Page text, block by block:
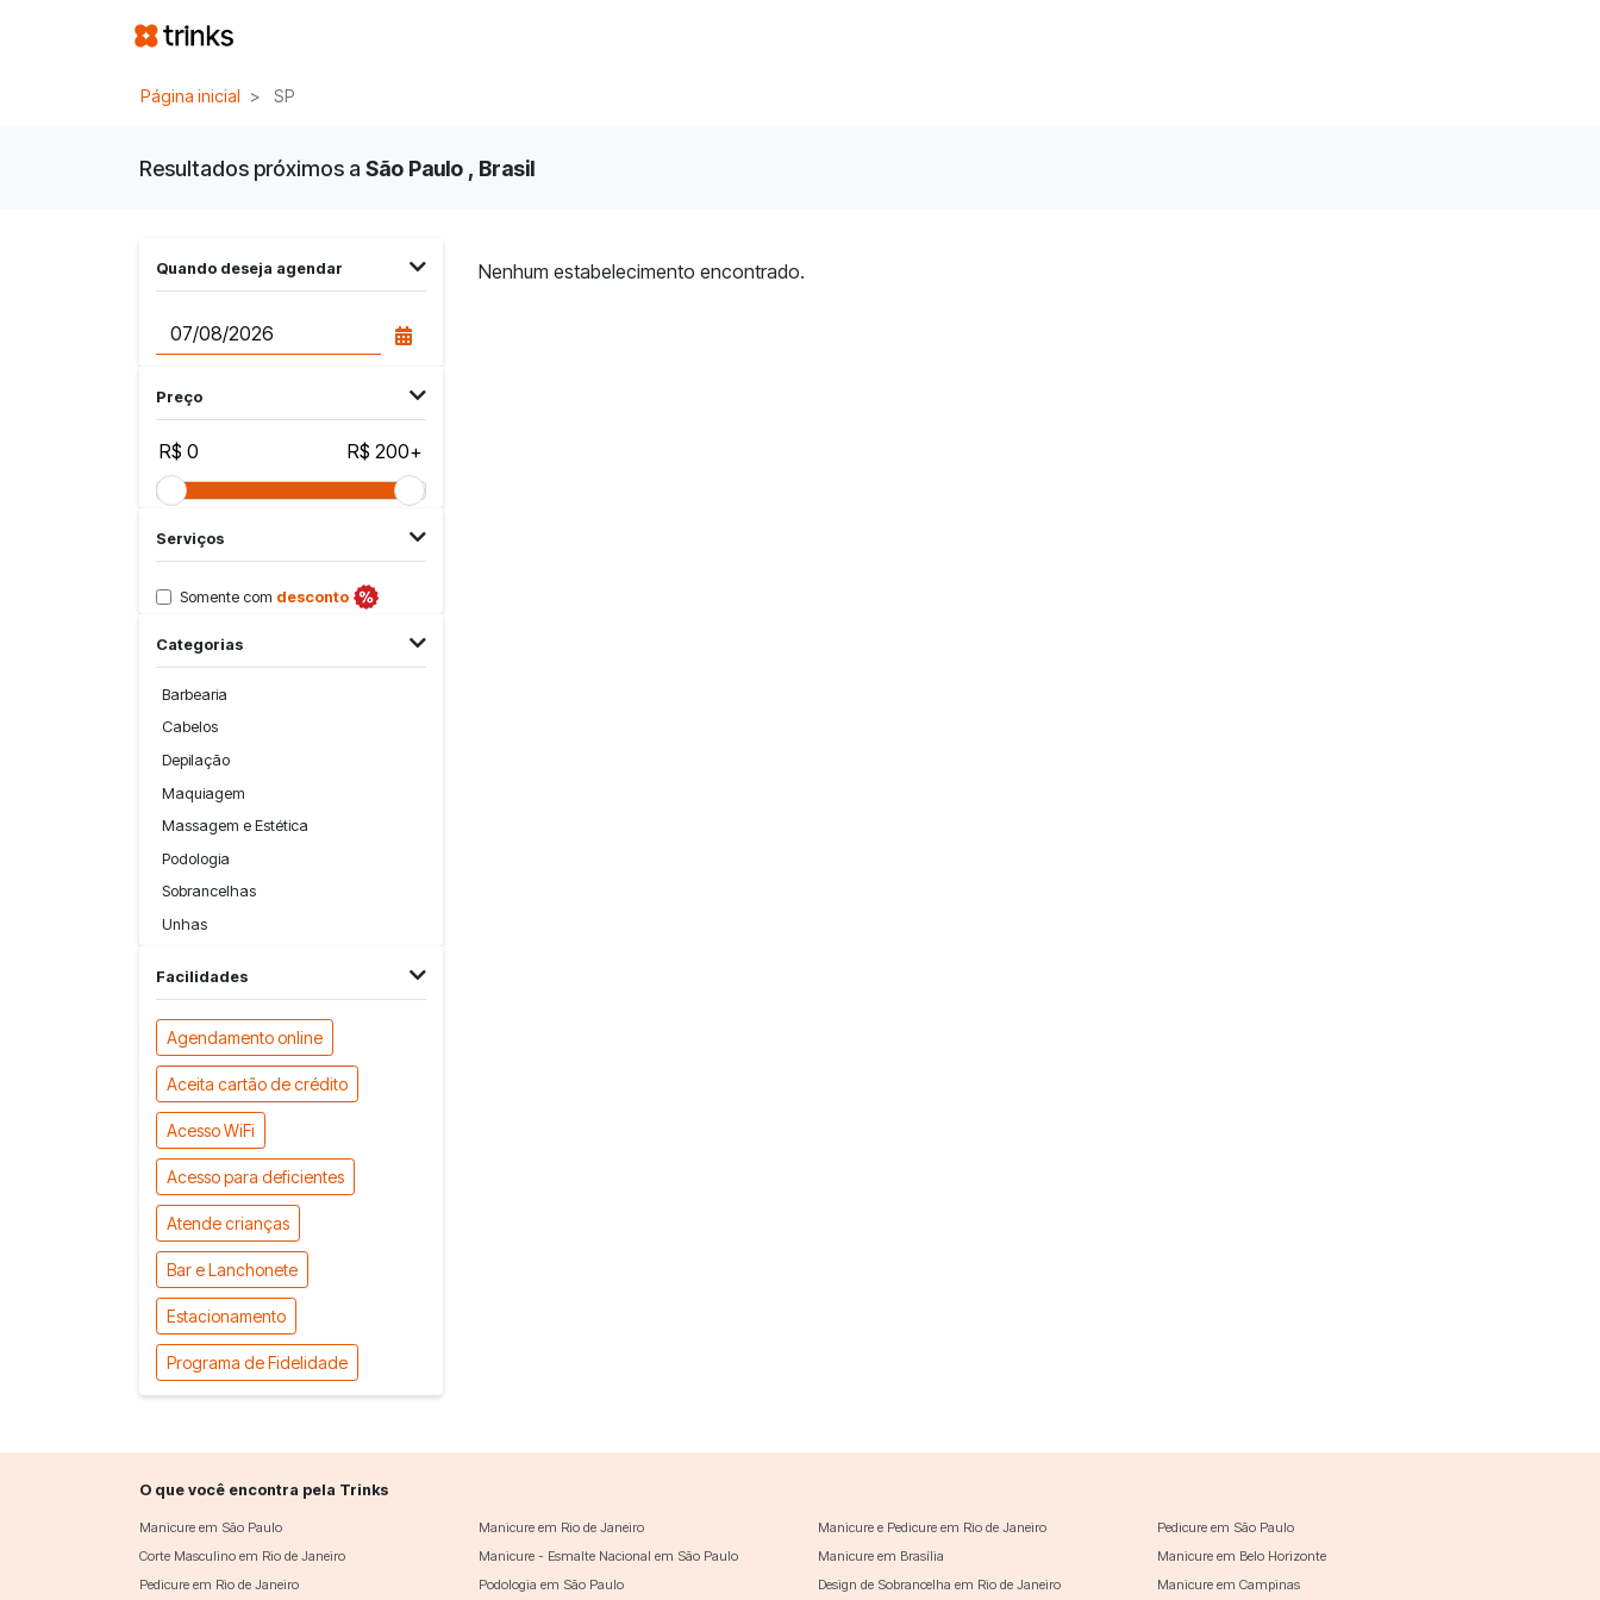
Página inicial SP
Resultados próximos a São Paulo , Brasil
Quando deseja agendar
Preço
R$ 0 R$ 200+
Serviços
Somente com desconto
Categorias
Barbearia
Cabelos
Depilação
Maquiagem
Massagem e Estética
Podologia
Sobrancelhas
Unhas
Facilidades
Agendamento online
Aceita cartão de crédito
Acesso WiFi
Acesso para deficientes
Atende crianças
Bar e Lanchonete
Estacionamento
Programa de Fidelidade
Nenhum estabelecimento encontrado.
O que você encontra pela Trinks
Manicure em São Paulo Manicure em Rio de Janeiro Manicure e Pedicure em Rio de Janeiro
Pedicure em São Paulo
Corte Masculino em Rio de Janeiro
Manicure - Esmalte Nacional em São Paulo Manicure em Brasília
Manicure em Belo Horizonte
Pedicure em Rio de Janeiro
Podologia em São Paulo Design de Sobrancelha em Rio de Janeiro Manicure em Campinas